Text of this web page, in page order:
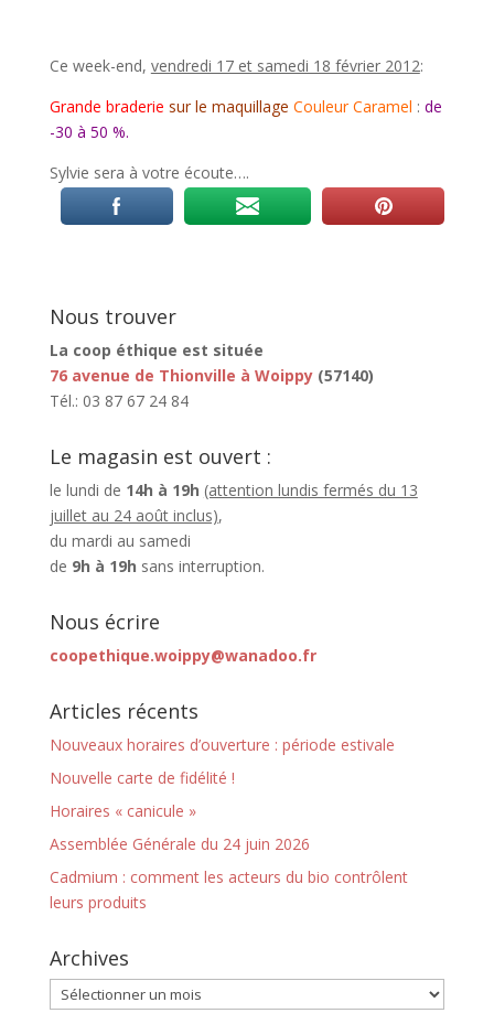
Ce week-end, vendredi 17 et samedi 18 février 2012:
Grande braderie sur le maquillage Couleur Caramel : de
-30 à 50 %.
Sylvie sera à votre écoute….
Nous trouver
La coop éthique est située
76 avenue de Thionville à Woippy(57140)
Tél.: 03 87 67 24 84
Le magasin est ouvert :
le lundi de 14h à 19h (attention lundis fermés du 13
juillet au 24 août inclus),
du mardi au samedi
de 9h à 19h sans interruption.
Nous écrire
coopethique.woippy@wanadoo.fr
Articles récents
Nouveaux horaires d’ouverture : période estivale
Nouvelle carte de fidélité !
Horaires « canicule »
Assemblée Générale du 24 juin 2026
Cadmium : comment les acteurs du bio contrôlent
leurs produits
Archives
Archives